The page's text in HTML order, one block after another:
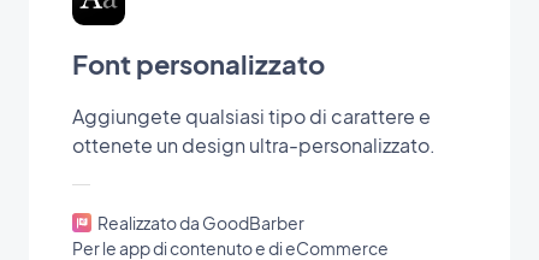
Font personalizzato
Aggiungete qualsiasi tipo di carattere e
ottenete un design ultra-personalizzato.
Realizzato da GoodBarber
Per le app di contenuto e di eCommerce